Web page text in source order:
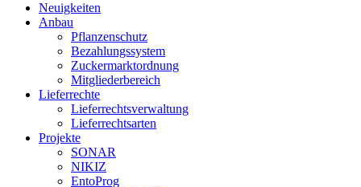
Neuigkeiten
Anbau
Pflanzenschutz
Bezahlungssystem
Zuckermarktordnung
Mitgliederbereich
Lieferrechte
Lieferrechtsverwaltung
Lieferrechtsarten
Projekte
SONAR
NIKIZ
EntoProg